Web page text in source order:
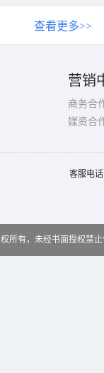
查看更多>>
营销
商务合
媒资合
客服电
权所有，未经书面授权